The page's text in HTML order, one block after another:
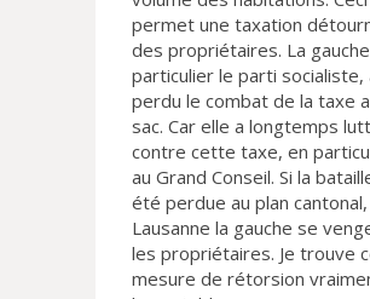
permet une taxation
des propriétaires. La
particulier le parti socialiste,
perdu le combat de la taxe
sac. Car elle a longtemps
contre cette taxe, en
au Grand Conseil. Si la
été perdue au plan cantonal,
Lausanne la gauche se
les propriétaires. Je trouve
mesure de rétorsion